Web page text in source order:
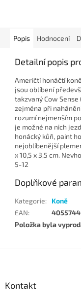
Popis Hodnocení
Detailní popis
Američtí honáčtí
jsou oblíbení
takzvaný Cow
zejména při
rozumí nejmenším
je možné na nich
honácký kůň, paint
nejoblíbenější
x 10,5 x 3,5 cm.
5-12
Doplňkové
Kategorie:
Koně
EAN:
Položka byla
Kontakt